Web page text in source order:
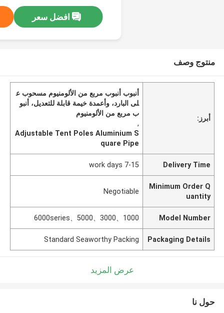
افضل سعر
منتوج وصف
أبرز:
أنبوب أنبوب مربع من الألومنيوم مسحوب ع
لى البارد، وأعمدة خيمة قابلة للتعديل، أنبو
ب مربع من الألومنيوم
,
Adjustable Tent Poles Aluminium S
quare Pipe
Delivery Time
7-15 work days
Minimum Order Q
uantity
Negotiable
Model Number
1000、3000、5000、6000series
Packaging Details
Standard Seaworthy Packing
عرض المزيد
حول نا